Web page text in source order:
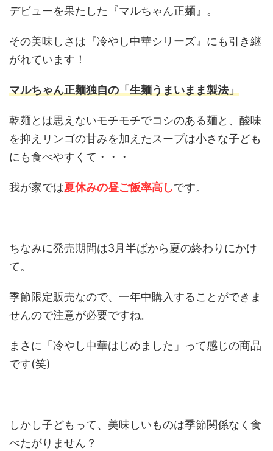
デビューを果たした『マルちゃん正麺』。
その美味しさは『冷やし中華シリーズ』にも引き継
がれています！
マルちゃん正麺独自の「生麺うまいまま製法」
乾麺とは思えないモチモチでコシのある麺と、酸味
を抑えリンゴの甘みを加えたスープは小さな子ども
にも食べやすくて・・・
我が家では夏休みの昼ご飯率高しです。
ちなみに発売期間は3月半ばから夏の終わりにかけ
て。
季節限定販売なので、一年中購入することができま
せんので注意が必要ですね。
まさに「冷やし中華はじめました」って感じの商品
です(笑)
しかし子どもって、美味しいものは季節関係なく食
べたがりません？